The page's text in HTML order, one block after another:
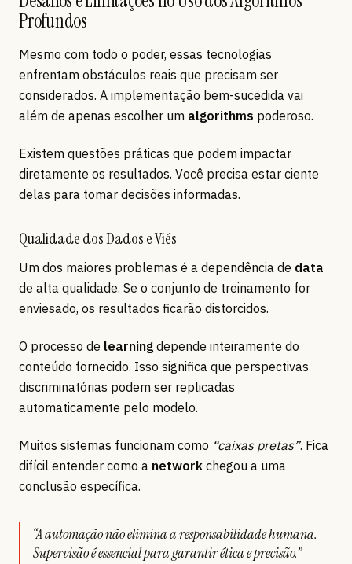
Profundos
Mesmo com todo o poder, essas tecnologias
enfrentam obstáculos reais que precisam ser
considerados. A implementação bem-sucedida vai
além de apenas escolher um algorithms poderoso.
Existem questões práticas que podem impactar
diretamente os resultados. Você precisa estar ciente
delas para tomar decisões informadas.
Qualidade dos Dados e Viés
Um dos maiores problemas é a dependência de data
de alta qualidade. Se o conjunto de treinamento for
enviesado, os resultados ficarão distorcidos.
O processo de learning depende inteiramente do
conteúdo fornecido. Isso significa que perspectivas
discriminatórias podem ser replicadas
automaticamente pelo modelo.
Muitos sistemas funcionam como “caixas pretas”. Fica
difícil entender como a network chegou a uma
conclusão específica.
“A automação não elimina a responsabilidade humana.
Supervisão é essencial para garantir ética e precisão.”